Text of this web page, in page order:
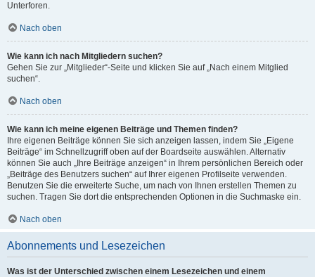
Unterforen.
Nach oben
Wie kann ich nach Mitgliedern suchen?
Gehen Sie zur „Mitglieder“-Seite und klicken Sie auf „Nach einem Mitglied
suchen“.
Nach oben
Wie kann ich meine eigenen Beiträge und Themen finden?
Ihre eigenen Beiträge können Sie sich anzeigen lassen, indem Sie „Eigene
Beiträge“ im Schnellzugriff oben auf der Boardseite auswählen. Alternativ
können Sie auch „Ihre Beiträge anzeigen“ in Ihrem persönlichen Bereich oder
„Beiträge des Benutzers suchen“ auf Ihrer eigenen Profilseite verwenden.
Benutzen Sie die erweiterte Suche, um nach von Ihnen erstellen Themen zu
suchen. Tragen Sie dort die entsprechenden Optionen in die Suchmaske ein.
Nach oben
Abonnements und Lesezeichen
Was ist der Unterschied zwischen einem Lesezeichen und einem